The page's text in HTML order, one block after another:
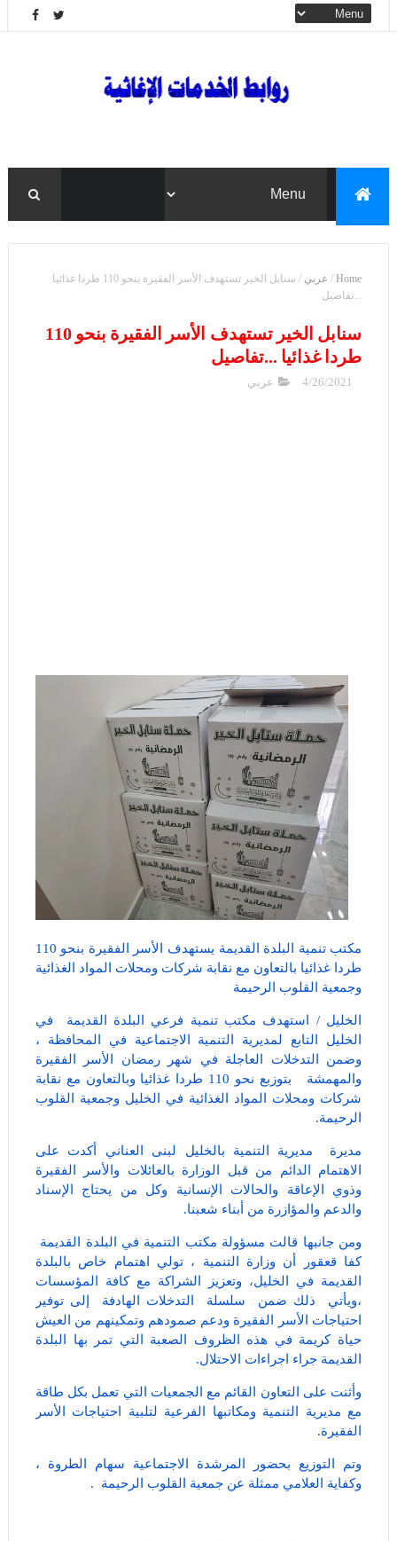
Home
/ عربي /
سنابل الخير تستهدف الأسر الفقيرة بنحو 110 طردا غذائيا
...تفاصيل
سنابل الخير تستهدف الأسر الفقيرة بنحو 110
طردا غذائيا ...تفاصيل
4/26/2021 عربي
مكتب تنمية البلدة القديمة يستهدف الأسر الفقيرة بنحو 110
طردا غذائيا بالتعاون مع نقابة شركات ومحلات المواد الغذائية
وجمعية القلوب الرحيمة
الخليل / استهدف مكتب تنمية فرعي البلدة القديمة في
الخليل التابع لمديرية التنمية الاجتماعية في المحافظة ،
وضمن التدخلات العاجلة في شهر رمضان الأسر الفقيرة
والمهمشة بتوزبع نحو 110 طردا غذائيا وبالتعاون مع نقابة
شركات ومحلات المواد الغذائية في الخليل وجمعية القلوب
الرحيمة.
مديرة مديرية التنمية بالخليل لبنى العناني أكدت على
الاهتمام الدائم من قبل الوزارة بالعائلات والأسر الفقيرة
وذوي الإعاقة والحالات الإنسانية وكل من يحتاج الإسناد
والدعم والمؤازرة من أبناء شعبنا.
ومن جانبها قالت مسؤولة مكتب التنمية في البلدة القديمة
كفا قعقور أن وزارة التنمية ، تولي اهتمام خاص بالبلدة
القديمة في الخليل، وتعزيز الشراكة مع كافة المؤسسات
،ويأتي ذلك ضمن سلسلة التدخلات الهادفة إلى توفير
احتياجات الأسر الفقيرة ودعم صمودهم وتمكينهم من العيش
حياة كريمة في هذه الظروف الصعبة التي تمر بها البلدة
القديمة جراء اجراءات الاحتلال.
وأثنت على التعاون القائم مع الجمعيات التي تعمل بكل طاقة
مع مديرية التنمية ومكاتبها الفرعية لتلبية احتياجات الأسر
الفقيرة.
وتم التوزيع بحضور المرشدة الاجتماعية سهام الطروة ،
وكفاية العلامي ممثلة عن جمعية القلوب الرحيمة .